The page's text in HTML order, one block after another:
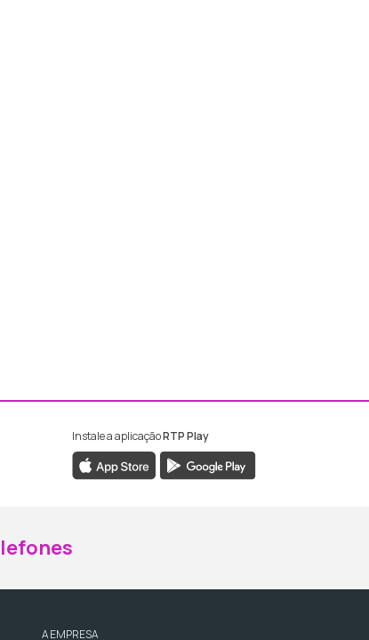
da RTP Madeira
da RTP Madeira
Instale a aplicaçãoRTP Play
A EMPRESA